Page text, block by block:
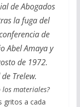
de Abogados
la fuga del
de
Abel Amaya y
de 1972.
Trelew.
los materiales?
gritos a cada